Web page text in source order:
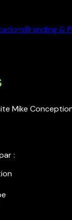
Branding &
Mike
: